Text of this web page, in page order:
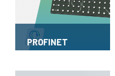
PROFINET
PROFIdrive-